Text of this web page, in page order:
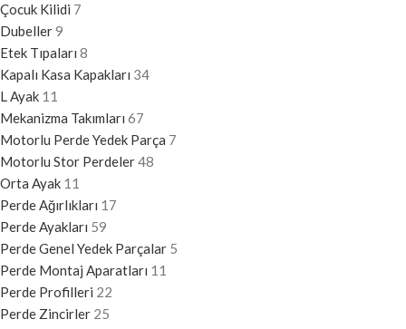
Çocuk Kilidi 7
Dubeller9
Etek Tıpaları 8
Kapalı Kasa Kapakları 34
L Ayak 11
Mekanizma Takımları 67
Motorlu Perde Yedek Parça 7
Motorlu Stor Perdeler48
Orta Ayak 11
Perde Ağırlıkları 17
Perde Ayakları 59
Perde Genel Yedek Parçalar 5
Perde Montaj Aparatları 11
Perde Profilleri 22
Perde Zincirler 25